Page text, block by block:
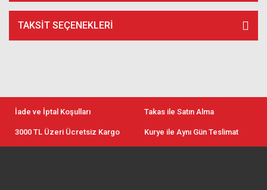
TAKSIT SEÇENEKLERI
İade ve İptal Koşulları Takas ile Satın Alma
3000 TL Üzeri Ücretsiz Kargo Kurye ile Aynı Gün Teslimat